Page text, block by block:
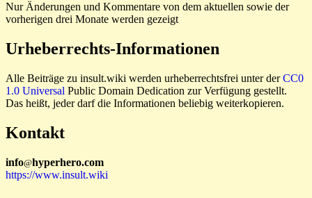
Nur Änderungen und Kommentare von dem aktuellen sowie der
vorherigen drei Monate werden gezeigt
Urheberrechts-Informationen
Alle Beiträge zu insult.wiki werden urheberrechtsfrei unter derCC0
1.0 Universal Public Domain Dedication zur Verfügung gestellt.
Das heißt, jeder darf die Informationen beliebig weiterkopieren.
Kontakt
info@hyperhero.com
https://www.insult.wiki